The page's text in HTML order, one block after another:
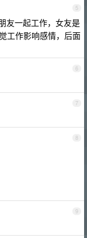
5
友一起工作，女友是
工作影响感情，后面
6
7
8
9